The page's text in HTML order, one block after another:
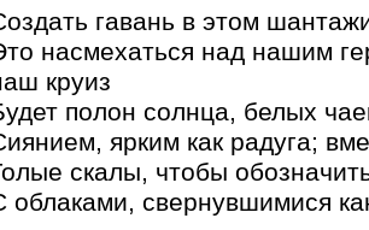
гавань в этом
насмехаться над нашим
круиз
полон солнца, белых
ярким как радуга;
скалы, чтобы
облаками, свернувшимися